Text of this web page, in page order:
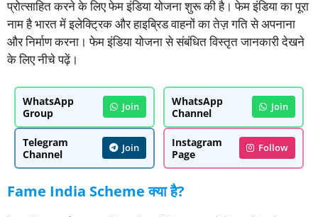
प्रोत्साहित करने के लिए फेम इंडिया योजना शुरू की है। फेम इंडिया का पूरा
नाम है भारत में इलेक्ट्रिक और हाइब्रिड वाहनों का तेज़ गति से अपनाना
और निर्माण करना। फेम इंडिया योजना से संबंधित विस्तृत जानकारी देखने
के लिए नीचे पढ़ें।
WhatsApp
Group
Join
WhatsApp
Channel
Join
Telegram
Channel
Join
Instagram
Page
Follow
Fame India Scheme क्या है?